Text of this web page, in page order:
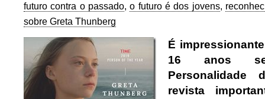
futuro contra o passado,o futuro é dos jovens,
sobre Greta Thunberg
É
16 anos
revista